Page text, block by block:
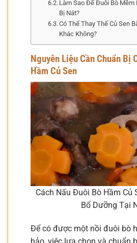
Làm Sao Để Đuôi Bò Mềm
Bị Nát?
Có Thể Thay Thế Củ Sen
Khác Không?
Nguyên Liệu Cần Chuẩn Bị
Hầm Củ Sen
Cách Nấu Đuôi Bò Hầm Củ
Bổ Dưỡng Tại
Để có được một nồi đuôi bò